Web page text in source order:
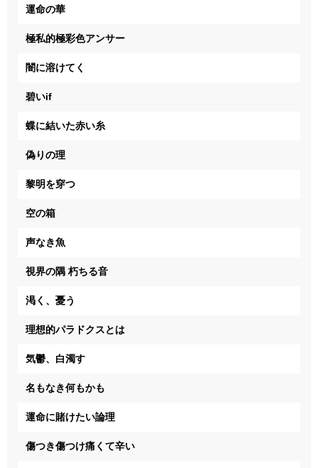
運命の華
極私的極彩色アンサー
闇に溶けてく
碧いif
蝶に結いた赤い糸
偽りの理
黎明を穿つ
空の箱
声なき魚
視界の隅 朽ちる音
渇く、憂う
理想的パラドクスとは
気鬱、白濁す
名もなき何もかも
運命に賭けたい論理
傷つき傷つけ痛くて辛い